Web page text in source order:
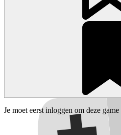
Je moet eerst inloggen om deze